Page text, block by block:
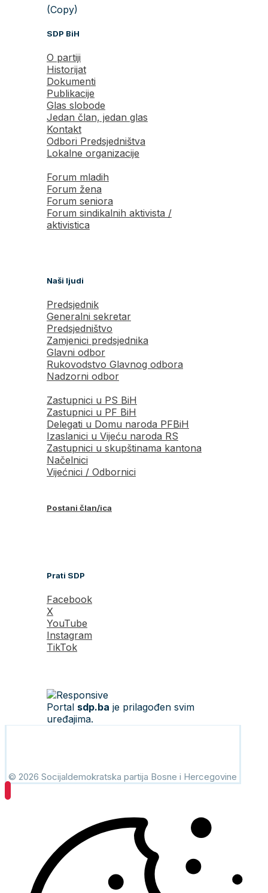
(Copy)
SDP BiH
O partiji
Historijat
Dokumenti
Publikacije
Glas slobode
Jedan član, jedan glas
Kontakt
Odbori Predsjedništva
Lokalne organizacije
Forum mladih
Forum žena
Forum seniora
Forum sindikalnih aktivista /
aktivistica
Naši ljudi
Predsjednik
Generalni sekretar
Predsjedništvo
Zamjenici predsjednika
Glavni odbor
Rukovodstvo Glavnog odbora
Nadzorni odbor
Zastupnici u PS BiH
Zastupnici u PF BiH
Delegati u Domu naroda PFBiH
Izaslanici u Vijeću naroda RS
Zastupnici u skupštinama kantona
Načelnici
Vijećnici / Odbornici
Postani član/ica
Prati SDP
Facebook
X
YouTube
Instagram
TikTok
Portal sdp.ba je prilagođen svim
uređajima.
© 2026 Socijaldemokratska partija Bosne i Hercegovine